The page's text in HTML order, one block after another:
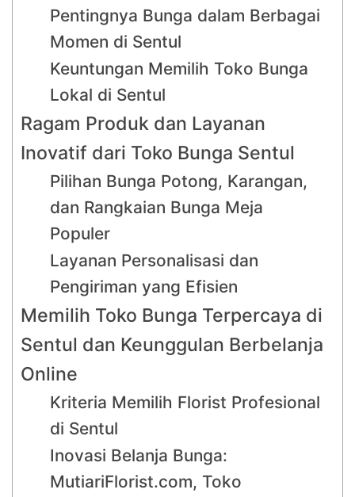
Pentingnya Bunga dalam Berbagai
Momen di Sentul
Keuntungan Memilih Toko Bunga
Lokal di Sentul
Ragam Produk dan Layanan
Inovatif dari Toko Bunga Sentul
Pilihan Bunga Potong, Karangan,
dan Rangkaian Bunga Meja
Populer
Layanan Personalisasi dan
Pengiriman yang Efisien
Memilih Toko Bunga Terpercaya di
Sentul dan Keunggulan Berbelanja
Online
Kriteria Memilih Florist Profesional
di Sentul
Inovasi Belanja Bunga:
MutiariFlorist.com, Toko